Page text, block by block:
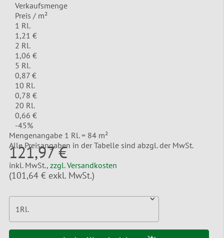
Verkaufsmenge
Preis / m²
1 Rl.
1,21 €
2 Rl.
1,06 €
5 Rl.
0,87 €
10 Rl.
0,78 €
20 Rl.
0,66 €
-45%
Mengenangabe 1 Rl. = 84 m²
Alle Preisangaben in der Tabelle sind abzgl. der MwSt.
121,97 €
inkl. MwSt., zzgl. Versandkosten
(101,64 € exkl. MwSt.)
1Rl.